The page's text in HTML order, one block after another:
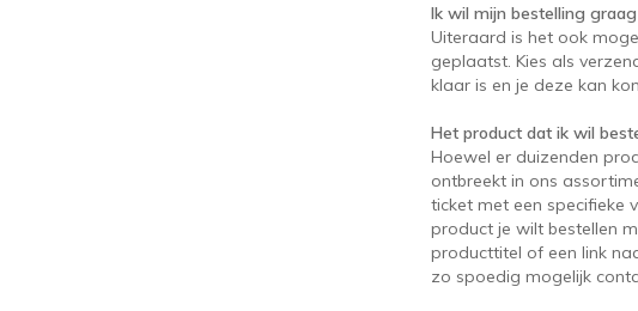
Ik wil mijn bestelling
Uiteraard is het ook
geplaatst. Kies als
klaar is en je deze kan
Het product dat ik wil
Hoewel er duizenden
ontbreekt in ons
ticket met een specifieke
product je wilt bestellen
producttitel of een link
zo spoedig mogelijk